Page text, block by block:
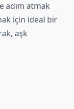
adım atmak
için ideal bir
aşk